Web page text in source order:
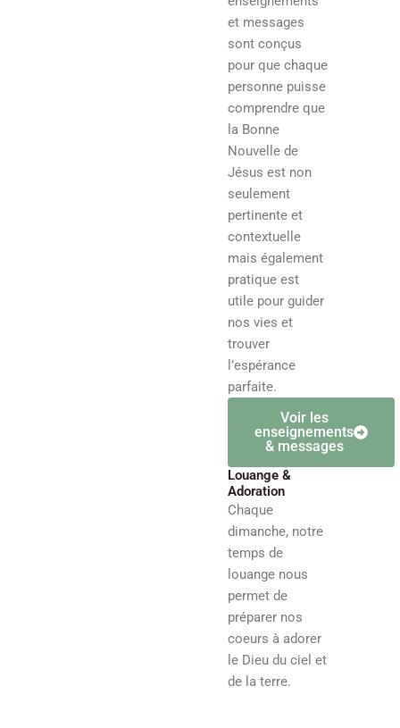
et messages
sont conçus
pour que chaque
personne puisse
comprendre que
la Bonne
Nouvelle de
Jésus est non
seulement
pertinente et
contextuelle
mais également
pratique est
utile pour guider
nos vies et
trouver
l’espérance
parfaite.
Voir les
enseignements
& messages
Louange &
Adoration
Chaque
dimanche, notre
temps de
louange nous
permet de
préparer nos
coeurs à adorer
le Dieu du ciel et
de la terre.